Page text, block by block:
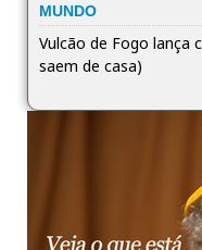
MUNDO
Vulcão de Fogo lança
saem de casa)